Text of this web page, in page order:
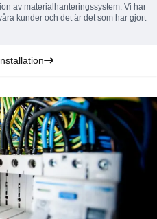
av materialhanteringssystem. Vi har
kunder och det är det som har gjort